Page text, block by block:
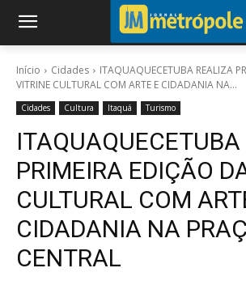
Início Cidades
ITAQUAQUECETUBA REALIZA
VITRINE CULTURAL COM ARTE E CIDADANIA NA...
Cidades Cultura Itaquá Turismo
PRIMEIRA EDIÇÃO
CULTURAL COM
CIDADANIA NA
CENTRAL